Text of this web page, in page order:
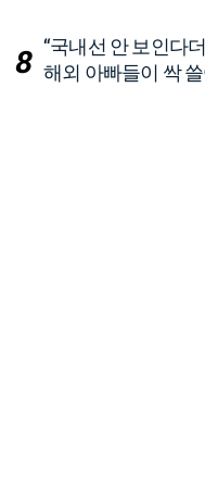
“국내선 안 보인다
해외 아빠들이 싹 쓸